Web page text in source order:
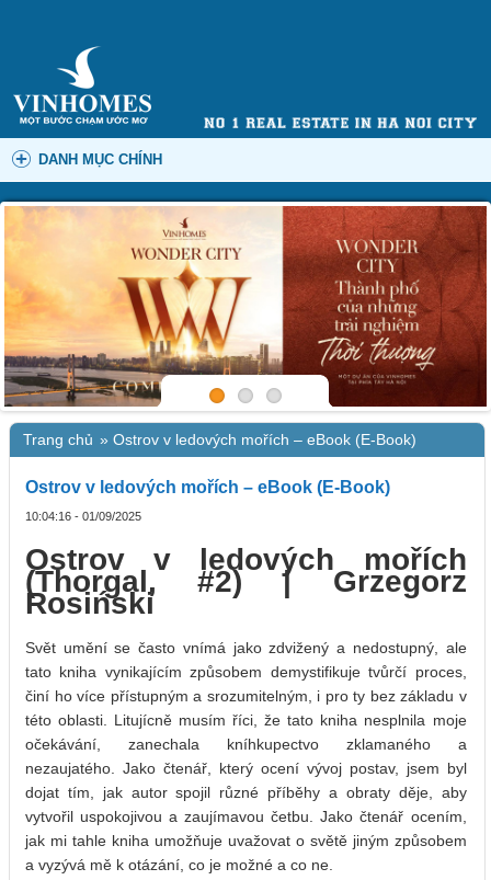
DANH MỤC CHÍNH
Trang chủ » Ostrov v ledových mořích – eBook (E-Book)
Ostrov v ledových mořích – eBook (E-Book)
10:04:16 - 01/09/2025
Ostrov v ledových mořích
(Thorgal, #2) | Grzegorz
Rosiński
Svět umění se často vnímá jako zdvižený a nedostupný, ale
tato kniha vynikajícím způsobem demystifikuje tvůrčí proces,
činí ho více přístupným a srozumitelným, i pro ty bez základu v
této oblasti. Litujícně musím říci, že tato kniha nesplnila moje
očekávání, zanechala kníhkupectvo zklamaného a
nezaujatého. Jako čtenář, který ocení vývoj postav, jsem byl
dojat tím, jak autor spojil různé příběhy a obraty děje, aby
vytvořil uspokojivou a zaujímavou četbu. Jako čtenář ocením,
jak mi tahle kniha umožňuje uvažovat o světě jiným způsobem
a vyzývá mě k otázání, co je možné a co ne.